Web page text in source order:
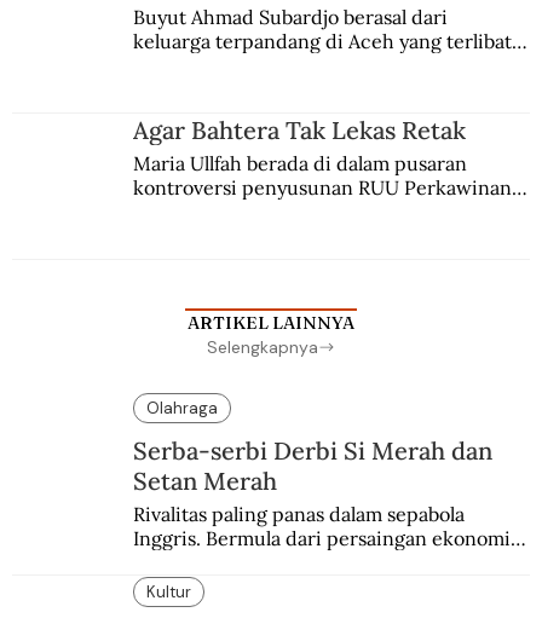
Buyut Ahmad Subardjo berasal dari
keluarga terpandang di Aceh yang terlibat
Agar Bahtera Tak Lekas Retak
Maria Ullfah berada di dalam pusaran
kontroversi penyusunan RUU Perkawinan.
ARTIKEL LAINNYA
Selengkapnya
Olahraga
Serba-serbi Derbi Si Merah dan
Setan Merah
Rivalitas paling panas dalam sepabola
Inggris. Bermula dari persaingan ekonomi
Kultur